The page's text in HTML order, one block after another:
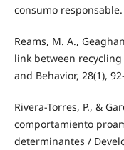
consumo
Reams, M. A.,
link between
and Behavior, 28(1),
Rivera-Torres, P., &
comportamiento
determinantes /